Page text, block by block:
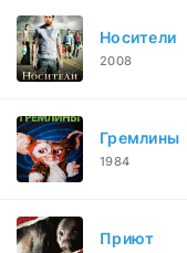
Носители
2008
Гремлины
1984
Приют